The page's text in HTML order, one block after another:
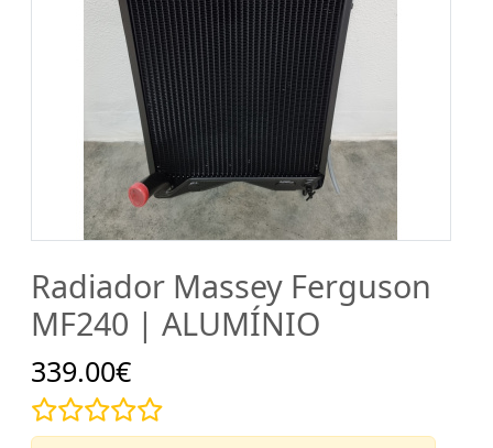
Radiador Massey Ferguson
MF240 | ALUMÍNIO
339.00€